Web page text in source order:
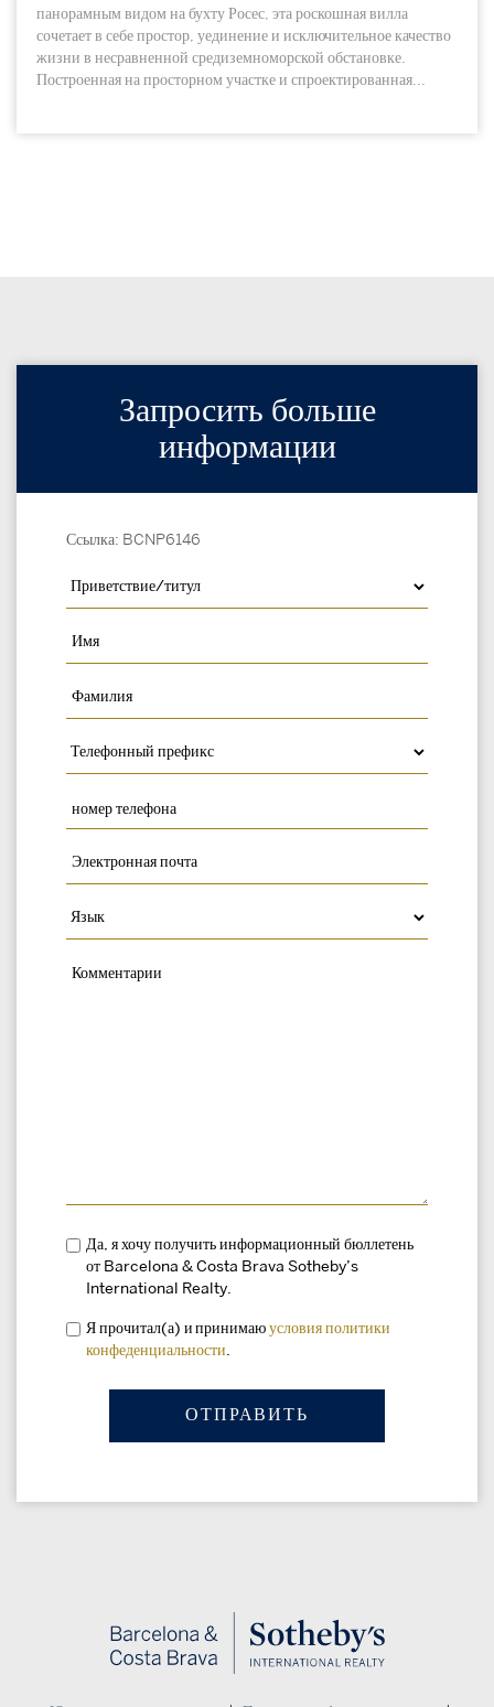
панорамным видом на бухту Росес, эта роскошная вилла
сочетает в себе простор, уединение и исключительное качество
жизни в несравненной средиземноморской обстановке.
Построенная на просторном участке и спроектированная...
Запросить больше
информации
Ссылка: BCNP6146
Да, я хочу получить информационный бюллетень
от Barcelona & Costa Brava Sotheby’s
International Realty.
Я прочитал(а) и принимаю условия политики
конфеденциальности